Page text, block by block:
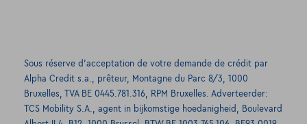
Sous réserve d’acceptation de votre demande de crédit par
Alpha Credit s.a., prêteur, Montagne du Parc 8/3, 1000
Bruxelles, TVA BE 0445.781.316, RPM Bruxelles. Adverteerder:
TCS Mobility S.A., agent in bijkomstige hoedanigheid, Boulevard